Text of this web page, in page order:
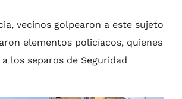
vecinos golpearon a este sujeto
elementos policíacos, quienes
los separos de Seguridad